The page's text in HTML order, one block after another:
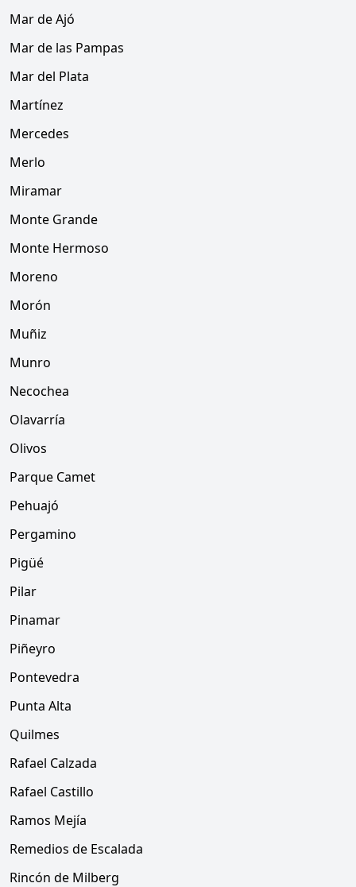
Mar de Ajó
Mar de las Pampas
Mar del Plata
Martínez
Mercedes
Merlo
Miramar
Monte Grande
Monte Hermoso
Moreno
Morón
Muñiz
Munro
Necochea
Olavarría
Olivos
Parque Camet
Pehuajó
Pergamino
Pigüé
Pilar
Pinamar
Piñeyro
Pontevedra
Punta Alta
Quilmes
Rafael Calzada
Rafael Castillo
Ramos Mejía
Remedios de Escalada
Rincón de Milberg